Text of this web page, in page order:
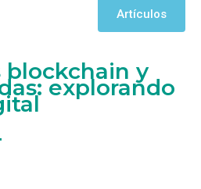
Artículos
blockchain y
explorando